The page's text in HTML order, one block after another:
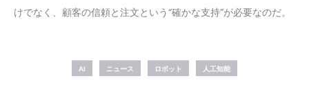
けでなく、顧客の信頼と注文という“確かな支持”が必要なのだ。
AI ニュース ロボット 人工知能